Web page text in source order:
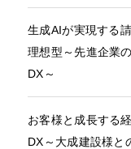
生成AIが実現する
理想型～先進企業
DX～
お客様と成長する
DX～大成建設様と